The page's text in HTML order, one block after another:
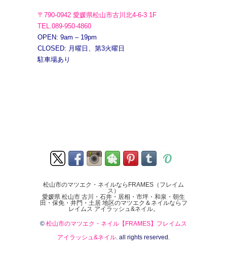
〒790-0942 愛媛県松山市古川北4-6-3 1F
TEL.089-950-4860
OPEN: 9am – 19pm
CLOSED: 月曜日、第3火曜日
駐車場あり
松山市のマツエク・ネイルならFRAMES（フレイム
ス）
愛媛県 松山市 古川・石井・居相・市坪・和泉・朝生
田・保免・井門・土居 地区のマツエク＆ネイルならフ
レイムス アイラッシュ&ネイル。
© 松山市のマツエク・ネイル【FRAMES】フレイムス
アイラッシュ&ネイル. all rights reserved.